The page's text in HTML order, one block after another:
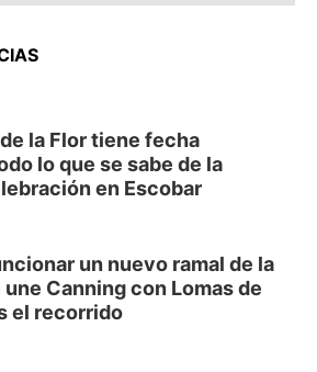
la Flor tiene fecha
lo que se sabe de la
en Escobar
un nuevo ramal de la
Canning con Lomas de
el recorrido